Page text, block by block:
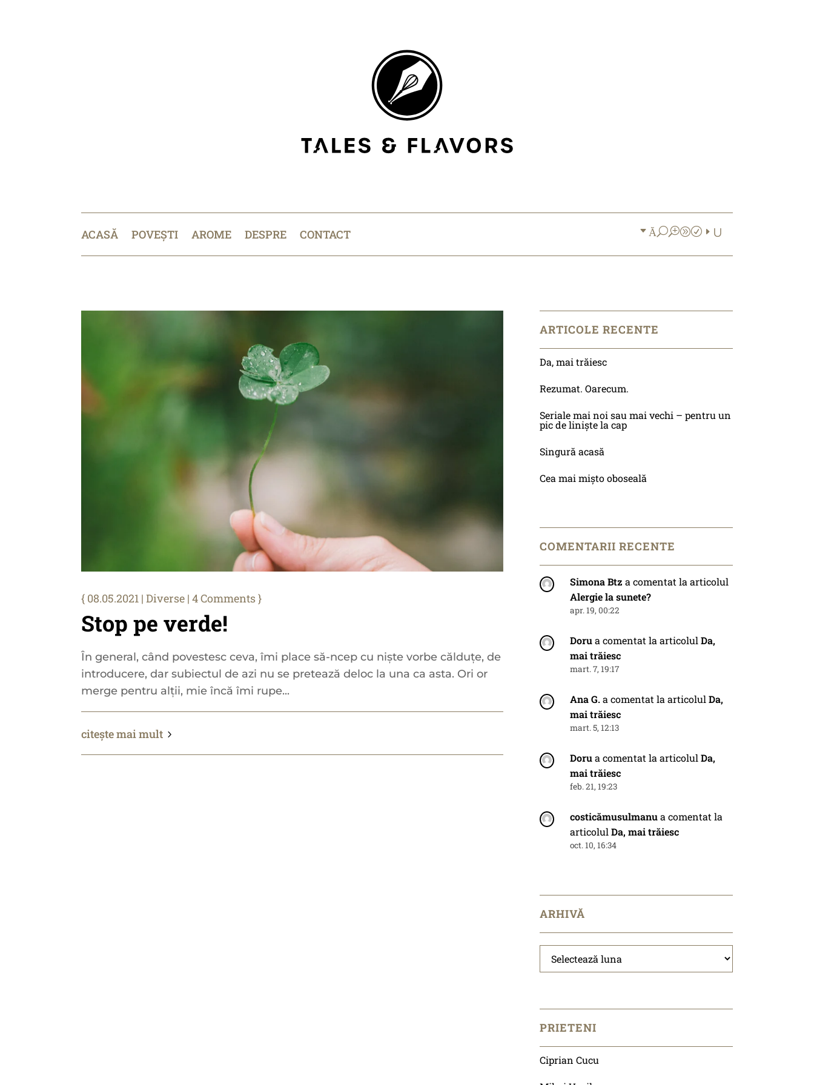
ACASĂ POVEȘTI AROME DESPRE CONTACT
Stop pe verde!
08.05.2021 |Diverse | 4 Comments
În general, când povestesc ceva, îmi place să-ncep cu niște vorbe călduțe, de
introducere, dar subiectul de azi nu se pretează deloc la una ca asta. Ori or
merge pentru alții, mie încă îmi rupe...
citește mai mult
ARTICOLE RECENTE
Da, mai trăiesc
Rezumat. Oarecum.
Seriale mai noi sau mai vechi – pentru un
pic de liniște la cap
Singură acasă
Cea mai mișto oboseală
COMENTARII RECENTE
Simona Btz a comentat la articolul
Alergie la sunete?
apr. 19, 00:22
Dorua comentat la articolulDa,
mai trăiesc
mart. 7, 19:17
Ana G.a comentat la articolulDa,
mai trăiesc
mart. 5, 12:13
Dorua comentat la articolulDa,
mai trăiesc
feb. 21, 19:23
costicămusulmanua comentat la
articolulDa, mai trăiesc
oct. 10, 16:34
ARHIVĂ
Arhivă
PRIETENI
Ciprian Cucu